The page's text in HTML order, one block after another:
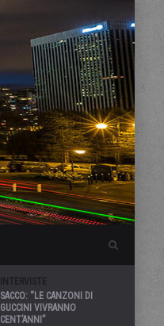
INTERVISTE
SACCO: “LE CANZONI DI
GUCCINI VIVRANNO
CENT’ANNI”